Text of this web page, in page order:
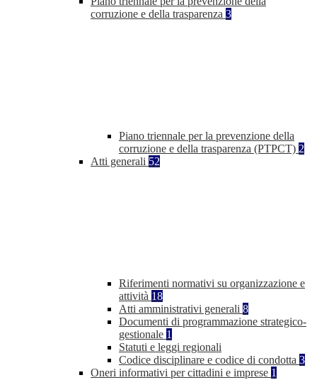
corruzione e della trasparenza 3
Piano triennale per la prevenzione della
corruzione e della trasparenza (PTPCT) 2
Atti generali 52
Riferimenti normativi su organizzazione e
attività 18
Atti amministrativi generali 8
Documenti di programmazione strategico-
gestionale 1
Statuti e leggi regionali
Codice disciplinare e codice di condotta 3
Oneri informativi per cittadini e imprese 1